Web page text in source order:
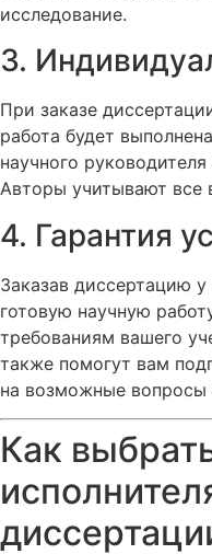
исследование.
3.
При заказе
работа будет
научного
Авторы учитывают все
4. Гарантия
Заказав диссертацию
готовую научную
требованиям вашего
также помогут вам
на возможные вопросы
Как